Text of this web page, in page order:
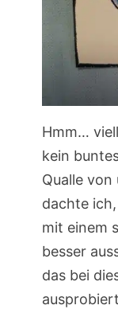
Hmm…
kein
Qualle von
dachte
mit einem
besser
das bei